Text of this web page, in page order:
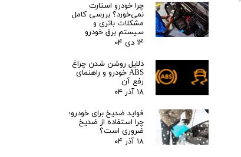
چرا خودرو استارت
نمی‌خورد؟ بررسی کامل
مشکلات باتری و
سیستم برق خودرو
۱۴ دی ۰۴
دلایل روشن شدن چراغ
ABS خودرو و راهنمای
رفع آن
۱۸ آذر ۰۴
فواید ضدیخ برای خودرو؛
چرا استفاده از ضدیخ
ضروری است؟
۱۸ آذر ۰۴